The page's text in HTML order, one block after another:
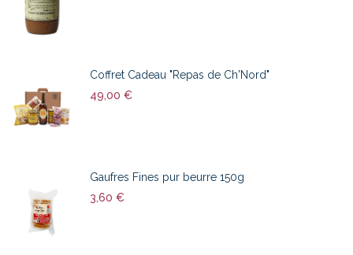
Coffret Cadeau "Repas de Ch'Nord"
49,00 €
Gaufres Fines pur beurre 150g
3,60 €